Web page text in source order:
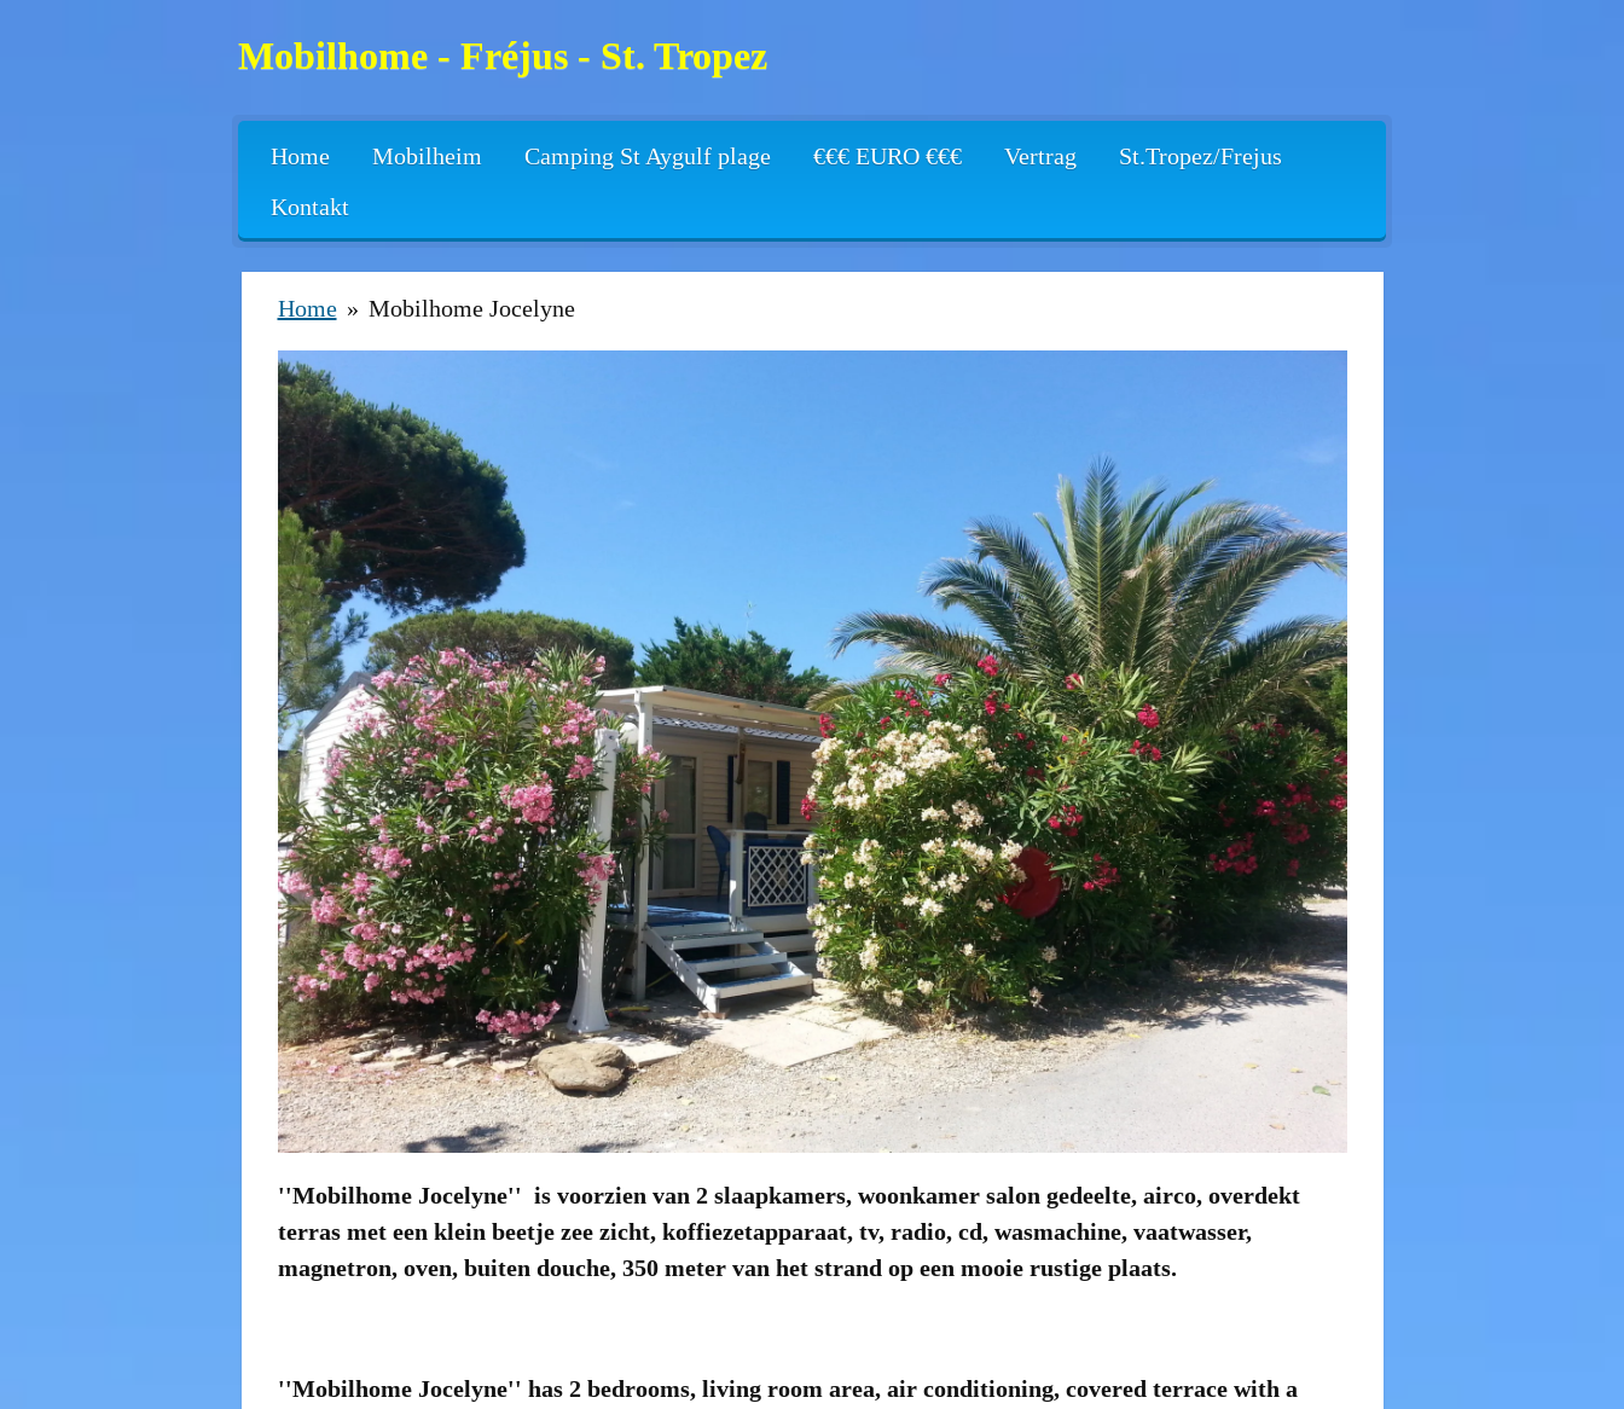
Mobilhome - Fréjus - St. Tropez
Home Mobilheim Camping St Aygulf plage €€€ EURO €€€ Vertrag
St.Tropez/Frejus
Kontakt
Home » Mobilhome Jocelyne
''Mobilhome Jocelyne'' is voorzien van 2 slaapkamers, woonkamer salon gedeelte, airco, overdekt
terras met een klein beetje zee zicht, koffiezetapparaat, tv, radio, cd, wasmachine, vaatwasser,
magnetron, oven, buiten douche, 350 meter van het strand op een mooie rustige plaats.
''Mobilhome Jocelyne'' has 2 bedrooms, living room area, air conditioning, covered terrace with a